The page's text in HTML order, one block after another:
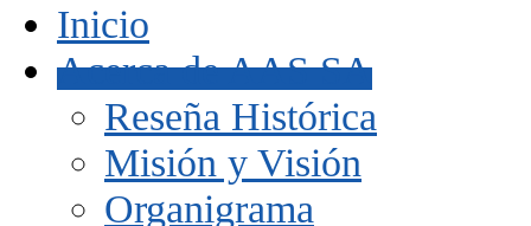
Inicio
Acerca de AAS SA
Reseña Histórica
Misión y Visión
Organigrama